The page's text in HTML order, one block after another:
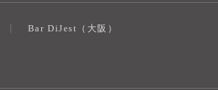
Bar DiJest（大阪）